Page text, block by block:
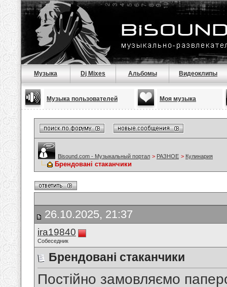
Музыка Dj Mixes Альбомы Видеоклипы
Музыка пользователей Моя музыка
Bisound.com - Музыкальный портал > РАЗНОЕ > Кулинария
Брендовані стаканчики
26.10.2025, 21:37
ira19840
Собеседник
Брендовані стаканчики
Постійно замовляємо